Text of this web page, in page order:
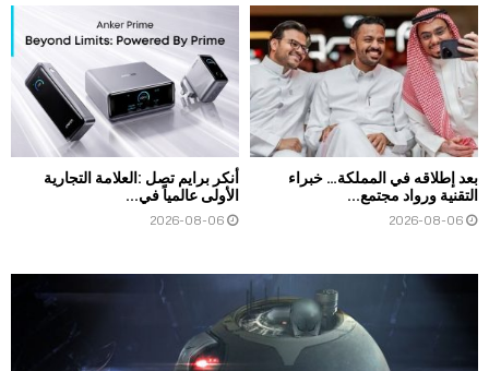
بعد إطلاقه في المملكة… خبراء
التقنية ورواد مجتمع...
2026-08-06
أنكر برايم تصل :العلامة التجارية
الأولى عالمياً في...
2026-08-06